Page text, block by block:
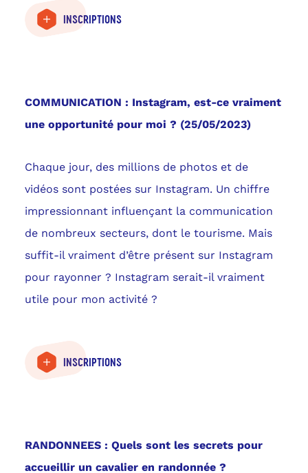
INSCRIPTIONS
COMMUNICATION : Instagram, est-ce vraiment
une opportunité pour moi ? (25/05/2023)
Chaque jour, des millions de photos et de
vidéos sont postées sur Instagram. Un chiffre
impressionnant influençant la communication
de nombreux secteurs, dont le tourisme. Mais
suffit-il vraiment d’être présent sur Instagram
pour rayonner ? Instagram serait-il vraiment
utile pour mon activité ?
INSCRIPTIONS
RANDONNEES : Quels sont les secrets pour
accueillir un cavalier en randonnée ?